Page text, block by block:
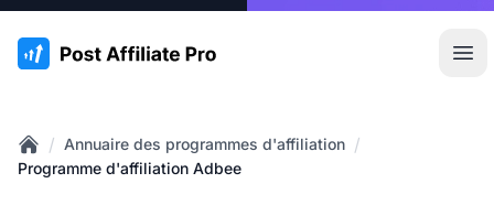
:site.title
Home
/ Annuaire des programmes d'affiliation /
Programme d'affiliation Adbee